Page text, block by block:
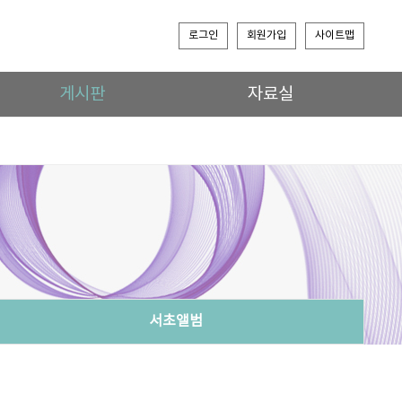
로그인 회원가입 사이트맵
게시판 자료실
서초앨범